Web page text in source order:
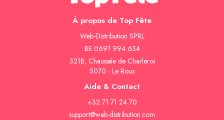
À propos de Top Fête
Web-Distribution SPRL
BE 0691 994 634
321B, Chaussée de Charleroi
5070 - Le Roux
Aide & Contact
+32 71 71 24 70
support@web-distribution.com